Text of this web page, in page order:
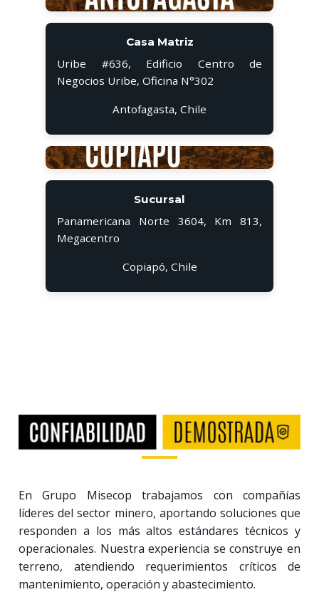
Casa Matriz
Uribe #636, Edificio Centro de
Negocios Uribe, Oficina N°302
Antofagasta, Chile
Sucursal
Panamericana Norte 3604, Km 813,
Megacentro
Copiapó, Chile
En Grupo Misecop trabajamos con compañías
líderes del sector minero, aportando soluciones que
responden a los más altos estándares técnicos y
operacionales. Nuestra experiencia se construye en
terreno, atendiendo requerimientos críticos de
mantenimiento, operación y abastecimiento.